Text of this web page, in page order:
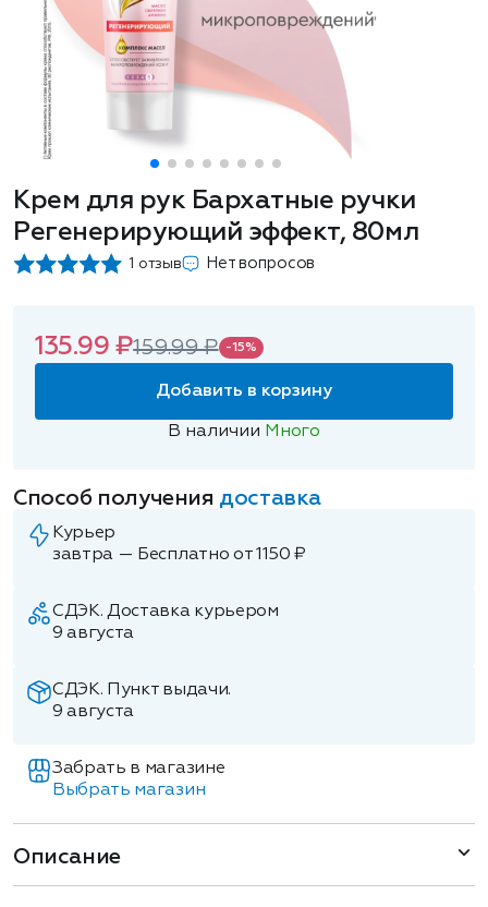
Крем для рук Бархатные ручки
Регенерирующий эффект, 80мл
1 отзыв Нет вопросов
135.99 ₽159.99 ₽ -15%
Добавить в корзину
В наличии Много
Способ получения доставка
Курьер
завтра — Бесплатно от 1150 ₽
СДЭК. Доставка курьером
9 августа
СДЭК. Пункт выдачи.
9 августа
Забрать в магазине
Выбрать магазин
Описание